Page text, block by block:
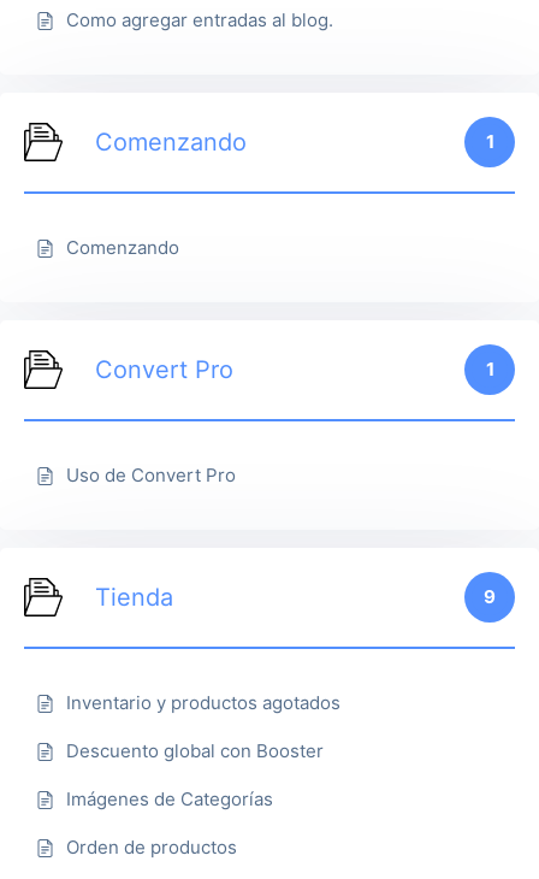
Como agregar entradas al blog.
Comenzando 1
Comenzando
Convert Pro 1
Uso de Convert Pro
Tienda 9
Inventario y productos agotados
Descuento global con Booster
Imágenes de Categorías
Orden de productos